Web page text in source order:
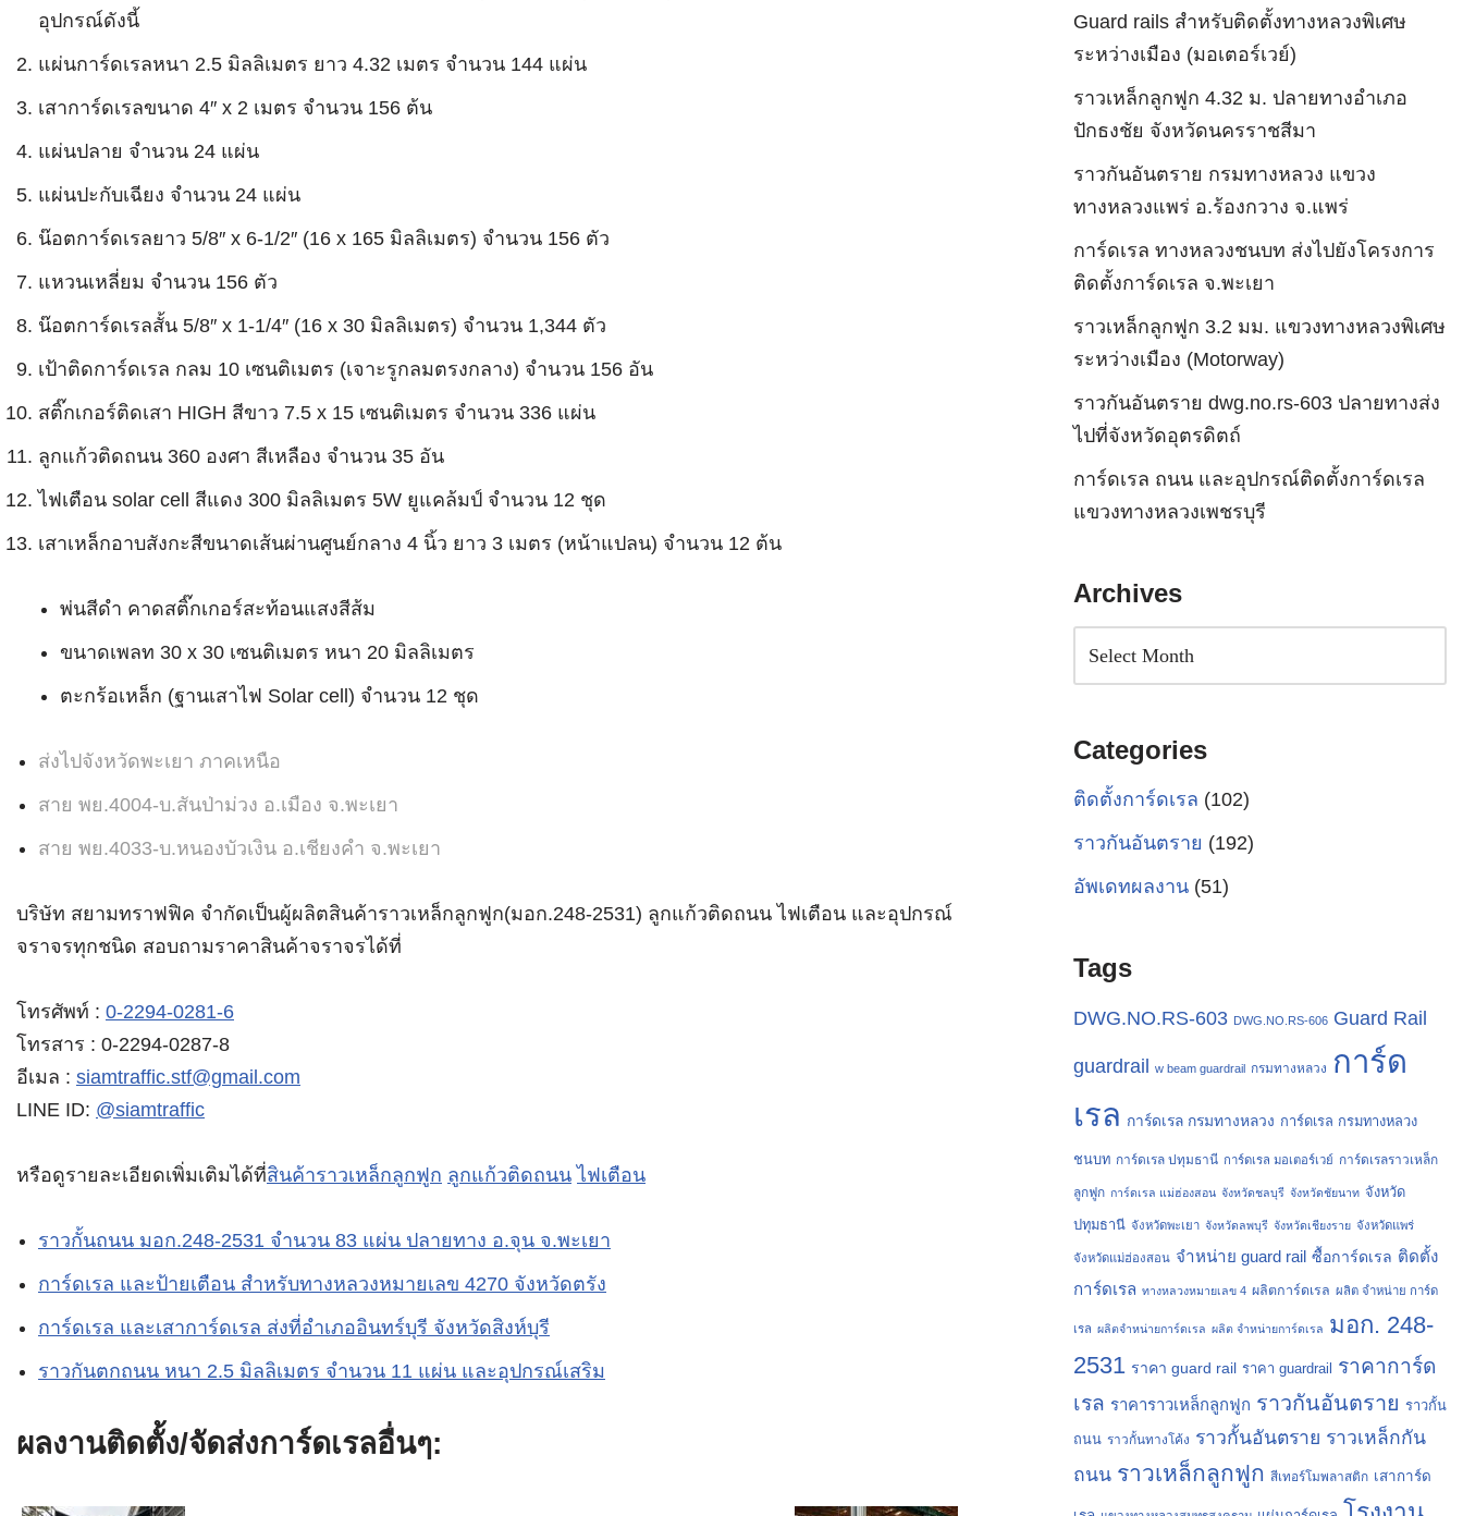
อุปกรณ์ดังนี้
แผ่นการ์ดเรลหนา 2.5 มิลลิเมตร ยาว 4.32 เมตร จำนวน 144 แผ่น
เสาการ์ดเรลขนาด 4″ x 2 เมตร จำนวน 156 ต้น
แผ่นปลาย จำนวน 24 แผ่น
แผ่นปะกับเฉียง จำนวน 24 แผ่น
น๊อตการ์ดเรลยาว 5/8″ x 6-1/2″ (16 x 165 มิลลิเมตร) จำนวน 156 ตัว
แหวนเหลี่ยม จำนวน 156 ตัว
น๊อตการ์ดเรลสั้น 5/8″ x 1-1/4″ (16 x 30 มิลลิเมตร) จำนวน 1,344 ตัว
เป้าติดการ์ดเรล กลม 10 เซนติเมตร (เจาะรูกลมตรงกลาง) จำนวน 156 อัน
สติ๊กเกอร์ติดเสา HIGH สีขาว 7.5 x 15 เซนติเมตร จำนวน 336 แผ่น
ลูกแก้วติดถนน 360 องศา สีเหลือง จำนวน 35 อัน
ไฟเตือน solar cell สีแดง 300 มิลลิเมตร 5W ยูแคล้มป์ จำนวน 12 ชุด
เสาเหล็กอาบสังกะสีขนาดเส้นผ่านศูนย์กลาง 4 นิ้ว ยาว 3 เมตร (หน้าแปลน) จำนวน 12 ต้น
พ่นสีดำ คาดสติ๊กเกอร์สะท้อนแสงสีส้ม
ขนาดเพลท 30 x 30 เซนติเมตร หนา 20 มิลลิเมตร
ตะกร้อเหล็ก (ฐานเสาไฟ Solar cell) จำนวน 12 ชุด
ส่งไปจังหวัดพะเยา ภาคเหนือ
สาย พย.4004-บ.สันป่าม่วง อ.เมือง จ.พะเยา
สาย พย.4033-บ.หนองบัวเงิน อ.เชียงคำ จ.พะเยา
บริษัท สยามทราฟฟิค จำกัดเป็นผู้ผลิตสินค้าราวเหล็กลูกฟูก(มอก.248-2531) ลูกแก้วติดถนน ไฟเตือน และอุปกรณ์
จราจรทุกชนิด สอบถามราคาสินค้าจราจรได้ที่
โทรศัพท์ : 0-2294-0281-6
โทรสาร : 0-2294-0287-8
อีเมล : siamtraffic.stf@gmail.com
LINE ID: @siamtraffic
หรือดูรายละเอียดเพิ่มเติมได้ที่สินค้าราวเหล็กลูกฟูก ลูกแก้วติดถนน ไฟเตือน
ราวกั้นถนน มอก.248-2531 จำนวน 83 แผ่น ปลายทาง อ.จุน จ.พะเยา
การ์ดเรล และป้ายเตือน สำหรับทางหลวงหมายเลข 4270 จังหวัดตรัง
การ์ดเรล และเสาการ์ดเรล ส่งที่อำเภออินทร์บุรี จังหวัดสิงห์บุรี
ราวกันตกถนน หนา 2.5 มิลลิเมตร จำนวน 11 แผ่น และอุปกรณ์เสริม
ผลงานติดตั้ง/จัดส่งการ์ดเรลอื่นๆ:
Guard rails สำหรับติดตั้งทางหลวงพิเศษ
ระหว่างเมือง (มอเตอร์เวย์)
ราวเหล็กลูกฟูก 4.32 ม. ปลายทางอำเภอ
ปักธงชัย จังหวัดนครราชสีมา
ราวกันอันตราย กรมทางหลวง แขวง
ทางหลวงแพร่ อ.ร้องกวาง จ.แพร่
การ์ดเรล ทางหลวงชนบท ส่งไปยังโครงการ
ติดตั้งการ์ดเรล จ.พะเยา
ราวเหล็กลูกฟูก 3.2 มม. แขวงทางหลวงพิเศษ
ระหว่างเมือง (Motorway)
ราวกันอันตราย dwg.no.rs-603 ปลายทางส่ง
ไปที่จังหวัดอุตรดิตถ์
การ์ดเรล ถนน และอุปกรณ์ติดตั้งการ์ดเรล
แขวงทางหลวงเพชรบุรี
Archives
Categories
ติดตั้งการ์ดเรล (102)
ราวกันอันตราย (192)
อัพเดทผลงาน(51)
Tags
DWG.NO.RS-603 DWG.NO.RS-606 Guard Rail
guardrail w beam guardrail กรมทางหลวง การ์ด
เรล การ์ดเรล กรมทางหลวง การ์ดเรล กรมทางหลวง
ชนบท การ์ดเรล ปทุมธานี การ์ดเรล มอเตอร์เวย์ การ์ดเรลราวเหล็ก
ลูกฟูก การ์ดเรล แม่ฮ่องสอน จังหวัดชลบุรี จังหวัดชัยนาท จังหวัด
ปทุมธานี จังหวัดพะเยา จังหวัดลพบุรี จังหวัดเชียงราย จังหวัดแพร่
จังหวัดแม่ฮ่องสอน จำหน่าย guard rail ซื้อการ์ดเรล ติดตั้ง
การ์ดเรล ทางหลวงหมายเลข 4 ผลิตการ์ดเรล ผลิต จำหน่าย การ์ด
เรล ผลิตจำหน่ายการ์ดเรล ผลิต จำหน่ายการ์ดเรล มอก. 248-
2531 ราคา guard rail ราคา guardrail
ราคาการ์ด
เรล ราคาราวเหล็กลูกฟูก ราวกันอันตราย ราวกั้น
ถนน ราวกั้นทางโค้ง ราวกั้นอันตราย ราวเหล็กกัน
ถนน ราวเหล็กลูกฟูก สีเทอร์โมพลาสติก เสาการ์ด